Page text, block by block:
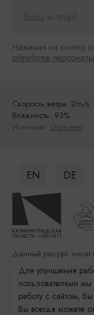
Нажимая на кнопку
обработке
Скорость ветра: 2m/s
Влажность: 93%
Источник: Gismeteo
EN DE
Данный ресурс
несет
сторонними
Разработка сайта:
Продвижение сайта:
Для улучшения
пользователями
работу с сайтом,
Вы всегда можете